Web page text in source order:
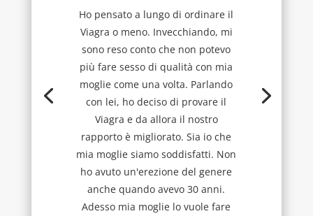
Ho pensato a lungo di ordinare il
Viagra o meno. Invecchiando, mi
sono reso conto che non potevo
più fare sesso di qualità con mia
moglie come una volta. Parlando
con lei, ho deciso di provare il
Viagra e da allora il nostro
rapporto è migliorato. Sia io che
mia moglie siamo soddisfatti. Non
ho avuto un'erezione del genere
anche quando avevo 30 anni.
Adesso mia moglie lo vuole fare